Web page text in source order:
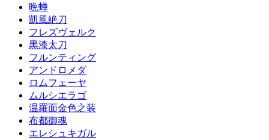
晩蝉
凱風絶刀
フレズヴェルク
黒漆太刀
フルンティング
アンドロメダ
ロムフェーヤ
ムルシエラゴ
温羅面金色之装
布都御魂
エレシュキガル